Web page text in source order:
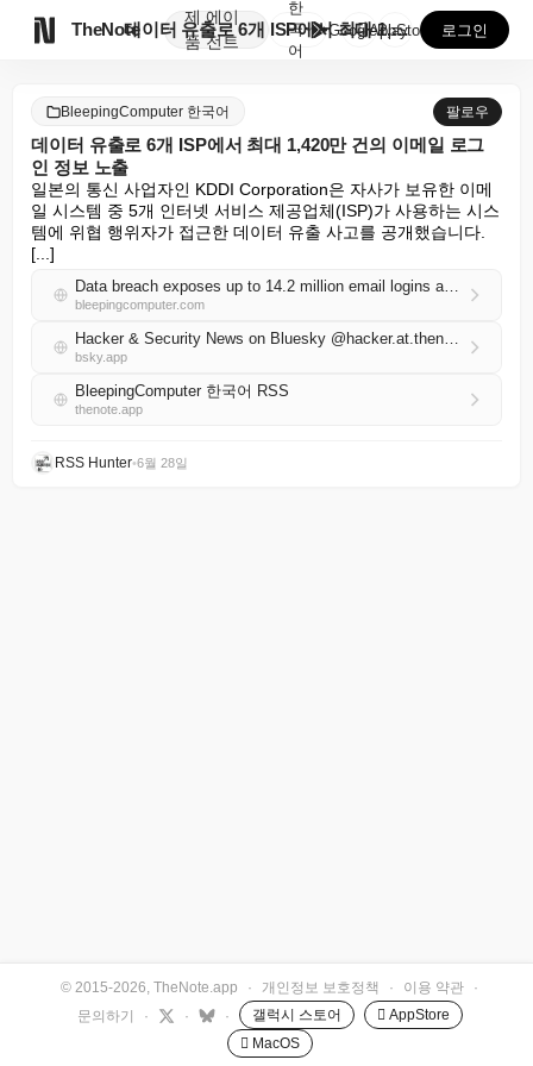
TheNote
제
품
에이
전트
데이터 유출로 6개 ISP에서 최대 1,420만 건의 ...
한
국
어
GooglePlay
AppStore 로그인
BleepingComputer 한국어 팔로우
데이터 유출로 6개 ISP에서 최대 1,420만 건의 이메일 로그
인 정보 노출
일본의 통신 사업자인 KDDI Corporation은 자사가 보유한 이메
일 시스템 중 5개 인터넷 서비스 제공업체(ISP)가 사용하는 시스
템에 위협 행위자가 접근한 데이터 유출 사고를 공개했습니다.
[...]
Data breach exposes up to 14.2 million email logins at six ISPs
bleepingcomputer.com
Hacker & Security News on Bluesky @hacker.at.thenote.app
bsky.app
BleepingComputer 한국어 RSS
thenote.app
RSS Hunter•6월 28일
© 2015-2026, TheNote.app · 개인정보 보호정책 · 이용 약관
·
문의하기
· · · 갤럭시 스토어
 AppStore
 MacOS